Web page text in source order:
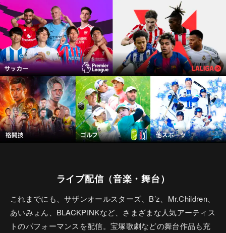
ライブ配信（音楽・舞台）
これまでにも、サザンオールスターズ、B’z、Mr.Children、
あいみょん、BLACKPINKなど、さまざまな人気アーティス
トのパフォーマンスを配信。宝塚歌劇などの舞台作品も充